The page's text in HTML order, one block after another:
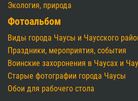
Экология, природа
Фотоальбом
Виды города Чаусы и Чаусского
Праздники, мероприятия, события
Воинские захоронения в Чаусах и
Старые фотографии города Чаусы
Обои для рабочего стола